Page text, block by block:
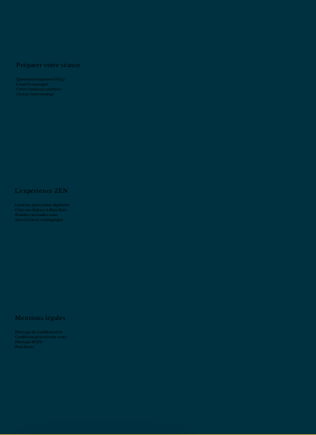
L'expérience ZEN
Caroline, praticienne diplômée
Où je me déplace à Bora Bora
Planifiez un rendez-vous
Avis clients et témoignages
Mentions légales
Politique de confidentialité
Conditions générales de vente
Politique RGPD
Plan du site
Préparer votre séance
Questions fréquentes (FAQ)
Conseils massages
Créer l’ambiance parfaite
Choisir votre massage